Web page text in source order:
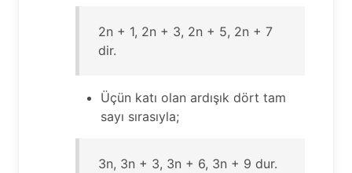
2n + 1, 2n + 3, 2n + 5, 2n + 7
dir.
Üçün katı olan ardışık dört tam
sayı sırasıyla;
3n, 3n + 3, 3n + 6, 3n + 9 dur.